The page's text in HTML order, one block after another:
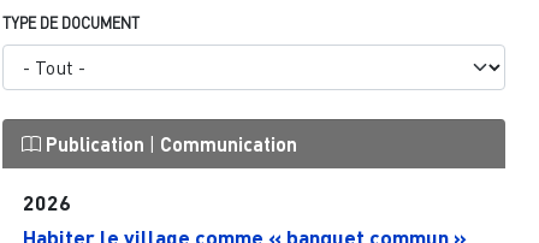
TYPE DE DOCUMENT
Publication Communication
2026
Habiter le village comme « banquet commun ».